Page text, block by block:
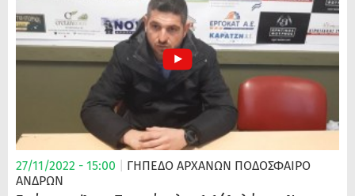
27/11/2022 - 15:00 ΓΗΠΕΔΟ ΑΡΧΑΝΩΝ ΠΟΔΌΣΦΑΙΡΟ
ΑΝΔΡΏΝ